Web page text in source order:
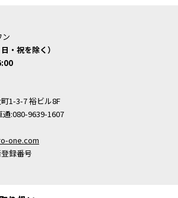
・祝を除く）
1-3-7 裕ビル8F
:080-9639-1607
one.com
録番号